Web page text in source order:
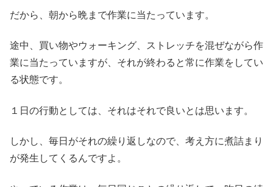
だから、朝から晩まで作業に当たっています。
途中、買い物やウォーキング、ストレッチを混ぜながら作
業に当たっていますが、それが終わると常に作業をしてい
る状態です。
１日の行動としては、それはそれで良いとは思います。
しかし、毎日がそれの繰り返しなので、考え方に煮詰まり
が発生してくるんですよ。